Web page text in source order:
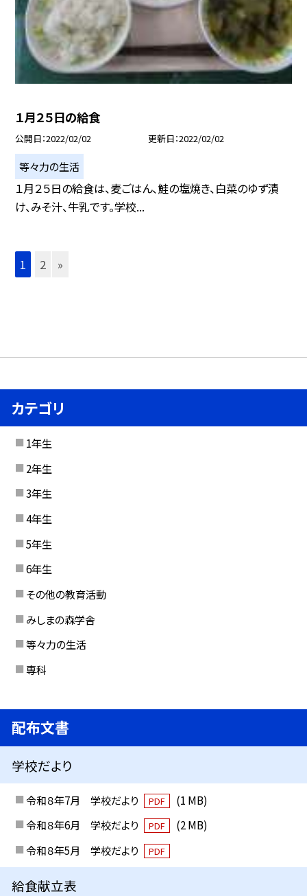
１月２５日の給食
公開日 2022/02/02 更新日 2022/02/02
等々力の生活
１月２５日の給食は、麦ごはん、鮭の塩焼き、白菜のゆず漬
け、みそ汁、牛乳です。学校...
1 2 »
カテゴリ
1年生
2年生
3年生
4年生
5年生
6年生
その他の教育活動
みしまの森学舎
等々力の生活
専科
配布文書
学校だより
令和８年7月 学校だより PDF
(1 MB)
令和８年6月 学校だより
PDF
(2 MB)
令和８年5月 学校だより
PDF
給食献立表